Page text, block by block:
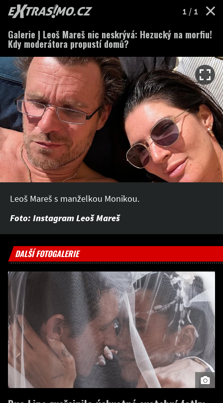
EXTRASIMO.cz 1 / 1
Galerie | Leoš Mareš nic neskrývá: Hezucký na morfiu!
Kdy moderátora propustí domů?
Leoš Mareš s manželkou Monikou.
Foto: Instagram Leoš Mareš
DALŠÍ FOTOGALERIE